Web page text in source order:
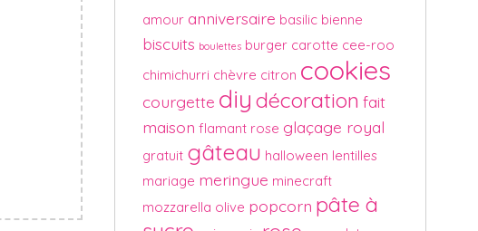
amour anniversaire basilic bienne
biscuits boulettes burger carotte cee-roo
chimichurri chèvre citron cookies
courgette diy décoration fait
maison flamant rose glaçage royal
gratuit gâteau halloween lentilles
mariage meringue minecraft
mozzarella olive popcorn pâte à